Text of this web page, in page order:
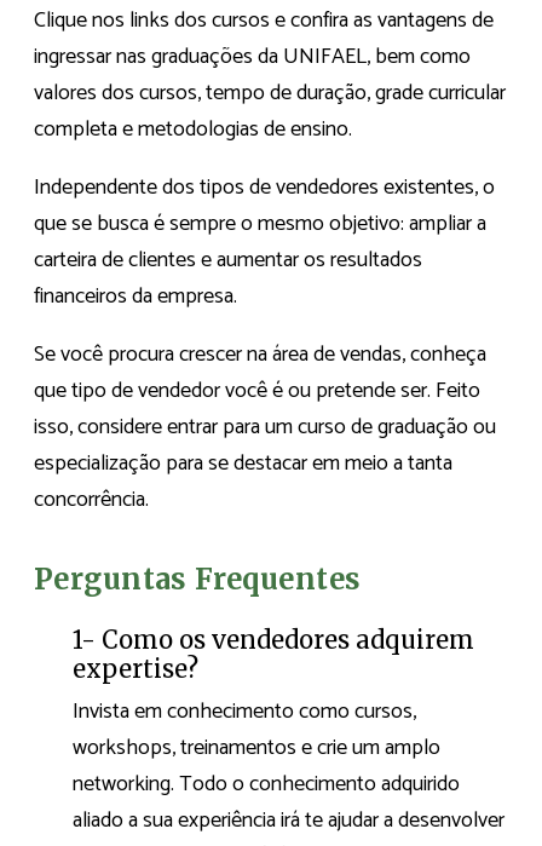
Clique nos links dos cursos e confira as vantagens de
ingressar nas graduações da UNIFAEL, bem como
valores dos cursos, tempo de duração, grade curricular
completa e metodologias de ensino.
Independente dos tipos de vendedores existentes, o
que se busca é sempre o mesmo objetivo: ampliar a
carteira de clientes e aumentar os resultados
financeiros da empresa.
Se você procura crescer na área de vendas, conheça
que tipo de vendedor você é ou pretende ser. Feito
isso, considere entrar para um curso de graduação ou
especialização para se destacar em meio a tanta
concorrência.
Perguntas Frequentes
1- Como os vendedores adquirem
expertise?
Invista em conhecimento como cursos,
workshops, treinamentos e crie um amplo
networking. Todo o conhecimento adquirido
aliado a sua experiência irá te ajudar a desenvolver